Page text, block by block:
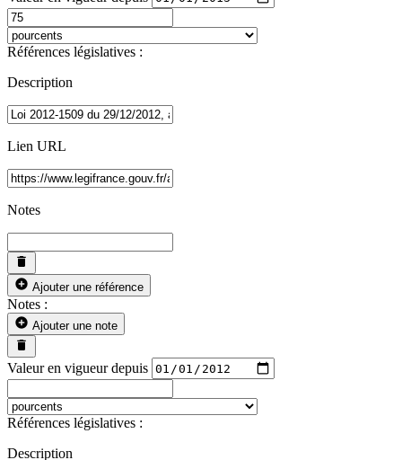
Références législatives :
Description
Lien URL
Notes
Ajouter une référence
Notes :
Ajouter une note
Valeur en vigueur depuis
Références législatives :
Description